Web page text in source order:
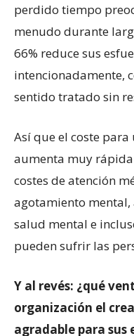
perdido tiempo
menudo durante
66% reduce sus
intencionadamente,
sentido tratado sin
Así que el coste
aumenta muy
costes de atención
agotamiento
salud mental e
pueden sufrir las
Y al revés: ¿qué
organización el
agradable para sus